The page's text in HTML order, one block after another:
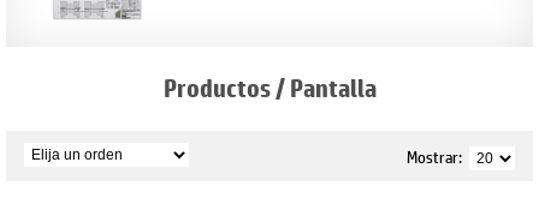
Productos/Pantalla
Mostrar: